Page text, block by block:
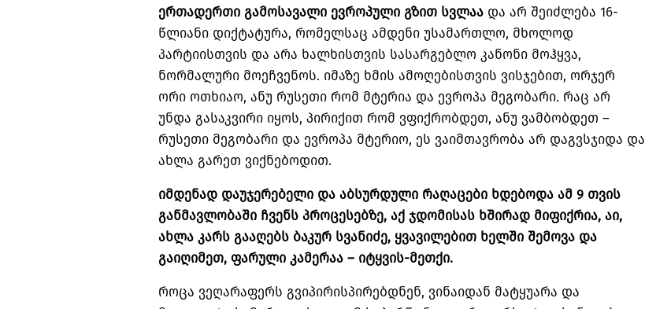
ერთადერთი გამოსავალი ევროპული გზით სვლაა და არ შეიძლება 16-
წლიანი დიქტატურა, რომელსაც ამდენი უსამართლო, მხოლოდ
პარტიისთვის და არა ხალხისთვის სასარგებლო კანონი მოჰყვა,
ნორმალური მოეჩვენოს. იმაზე ხმის ამოღებისთვის ვისჯებით, ორჯერ
ორი ოთხიაო, ანუ რუსეთი რომ მტერია და ევროპა მეგობარი. რაც არ
უნდა გასაკვირი იყოს, პირიქით რომ ვფიქრობდეთ, ანუ ვამბობდეთ –
რუსეთი მეგობარი და ევროპა მტერიო, ეს ვაიმთავრობა არ დაგვსჯიდა და
ახლა გარეთ ვიქნებოდით.
იმდენად დაუჯერებელი და აბსურდული რაღაცები ხდებოდა ამ 9 თვის
განმავლობაში ჩვენს პროცესებზე, აქ ჯდომისას ხშირად მიფიქრია, აი,
ახლა კარს გააღებს ბაკურ სვანიძე, ყვავილებით ხელში შემოვა და
გაიღიმეთ, ფარული კამერაა – იტყვის-მეთქი.
როცა ვეღარაფერს გვიპირისპირებდნენ, ვინაიდან მატყუარა და